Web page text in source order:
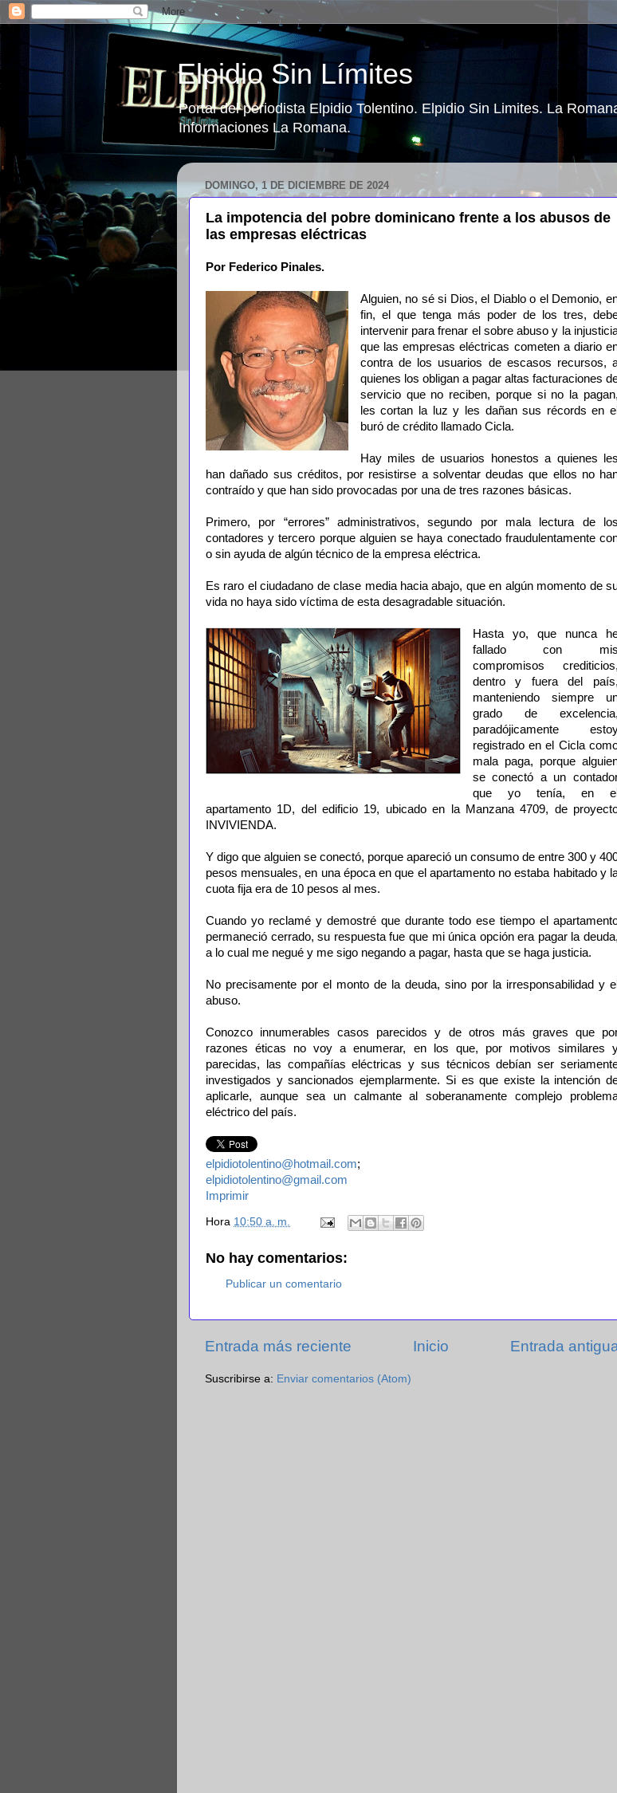
Elpidio Sin Límites
Portal del periodista Elpidio Tolentino. Elpidio Sin Limites. La
Informaciones La Romana.
DOMINGO, 1 DE DICIEMBRE DE 2024
La impotencia del pobre dominicano frente a los abusos de
las empresas eléctricas
Por Federico Pinales.
Alguien, no sé si Dios, el Diablo o el Demonio,
fin, el que tenga más poder de los tres,
intervenir para frenar el sobre abuso y la
que las empresas eléctricas cometen a diario
contra de los usuarios de escasos recursos,
quienes los obligan a pagar altas facturaciones
servicio que no reciben, porque si no la pagan,
les cortan la luz y les dañan sus récords en el
buró de crédito llamado Cicla.
Hay miles de usuarios honestos a quienes les
han dañado sus créditos, por resistirse a solventar deudas que ellos no
contraído y que han sido provocadas por una de tres razones básicas.
Primero, por “errores” administrativos, segundo por mala lectura de los
contadores y tercero porque alguien se haya conectado fraudulentamente
o sin ayuda de algún técnico de la empresa eléctrica.
Es raro el ciudadano de clase media hacia abajo, que en algún momento de
vida no haya sido víctima de esta desagradable situación.
Hasta yo, que nunca
fallado con mis
compromisos crediticios,
dentro y fuera del país,
manteniendo siempre
grado de excelencia,
paradójicamente
registrado en el Cicla
mala paga, porque
se conectó a un
que yo tenía, en el
apartamento 1D, del edificio 19, ubicado en la Manzana 4709, de
INVIVIENDA.
Y digo que alguien se conectó, porque apareció un consumo de entre 300 y
pesos mensuales, en una época en que el apartamento no estaba habitado y
cuota fija era de 10 pesos al mes.
Cuando yo reclamé y demostré que durante todo ese tiempo el
permaneció cerrado, su respuesta fue que mi única opción era pagar la deuda,
a lo cual me negué y me sigo negando a pagar, hasta que se haga justicia.
No precisamente por el monto de la deuda, sino por la irresponsabilidad y el
abuso.
Conozco innumerables casos parecidos y de otros más graves que
razones éticas no voy a enumerar, en los que, por motivos similares
parecidas, las compañías eléctricas y sus técnicos debían ser
investigados y sancionados ejemplarmente. Si es que existe la intención
aplicarle, aunque sea un calmante al soberanamente complejo
eléctrico del país.
elpidiotolentino@hotmail.com;
elpidiotolentino@gmail.com
Imprimir
Hora 10:50 a. m.
No hay comentarios:
Publicar un comentario
Entrada más reciente Entrada
Inicio
Suscribirse a: Enviar comentarios (Atom)